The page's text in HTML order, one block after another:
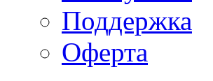
Поддержка
Оферта